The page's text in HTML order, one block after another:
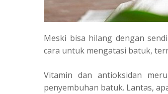
Meski bisa hilang dengan
cara untuk mengatasi batuk,
Vitamin dan antioksidan
penyembuhan batuk. Lantas,